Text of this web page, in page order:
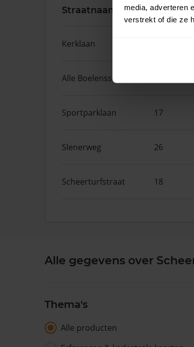
media, adverteren
verstrekt of die ze
Straatnaam Huisnr.
Kerklaan
Alle Boelensstraat
Sportparklaan 17
Slenerweg 26
Scheerturfstraat 18
Alle gegevens over
Thema's
Alle producten